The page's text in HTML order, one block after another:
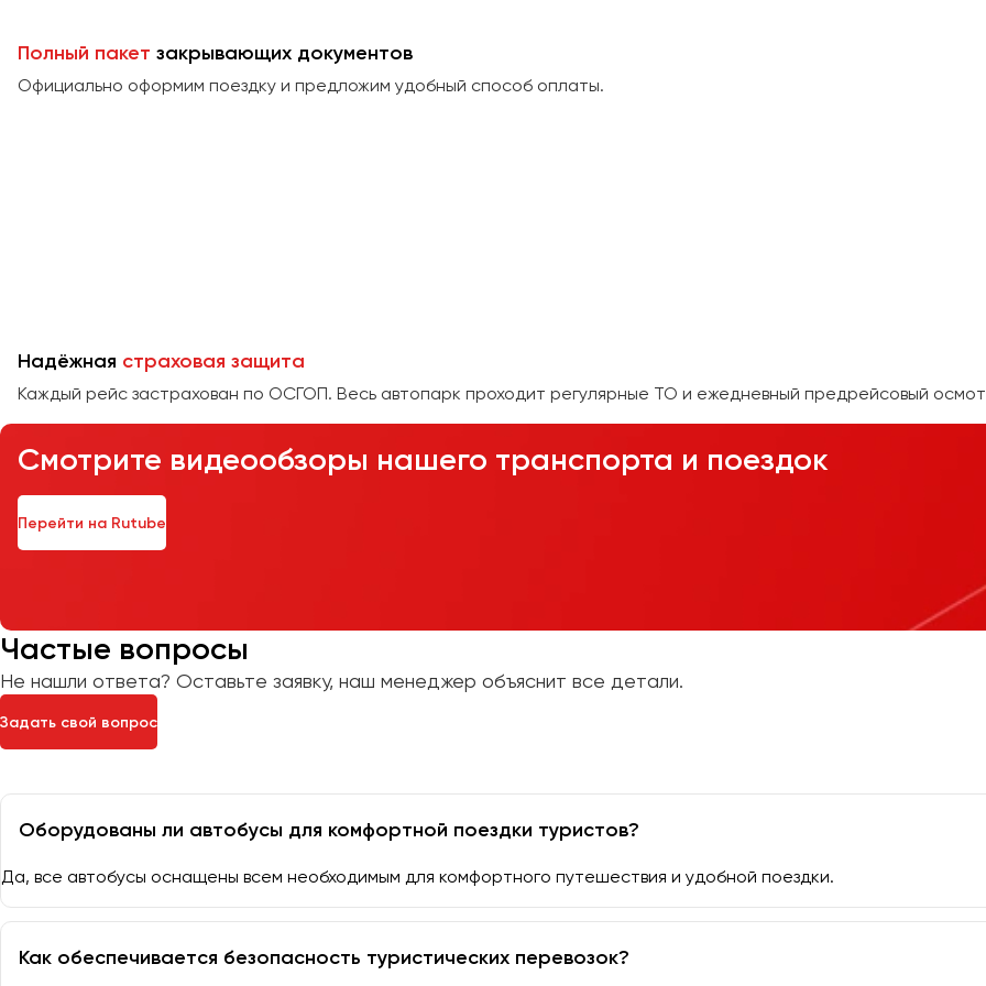
Полный пакет закрывающих документов
Официально оформим поездку и предложим удобный способ оплаты.
Надёжная страховая защита
Каждый рейс застрахован по ОСГОП. Весь автопарк проходит регулярные ТО и ежедневный предрейсовый
Смотрите видеообзоры нашего транспорта и поездок
Перейти на Rutube
Частые вопросы
Не нашли ответа? Оставьте заявку, наш менеджер объяснит все детали.
Задать свой вопрос
Оборудованы ли автобусы для комфортной поездки туристов?
Да, все автобусы оснащены всем необходимым для комфортного путешествия и удобной поездки.
Как обеспечивается безопасность туристических перевозок?